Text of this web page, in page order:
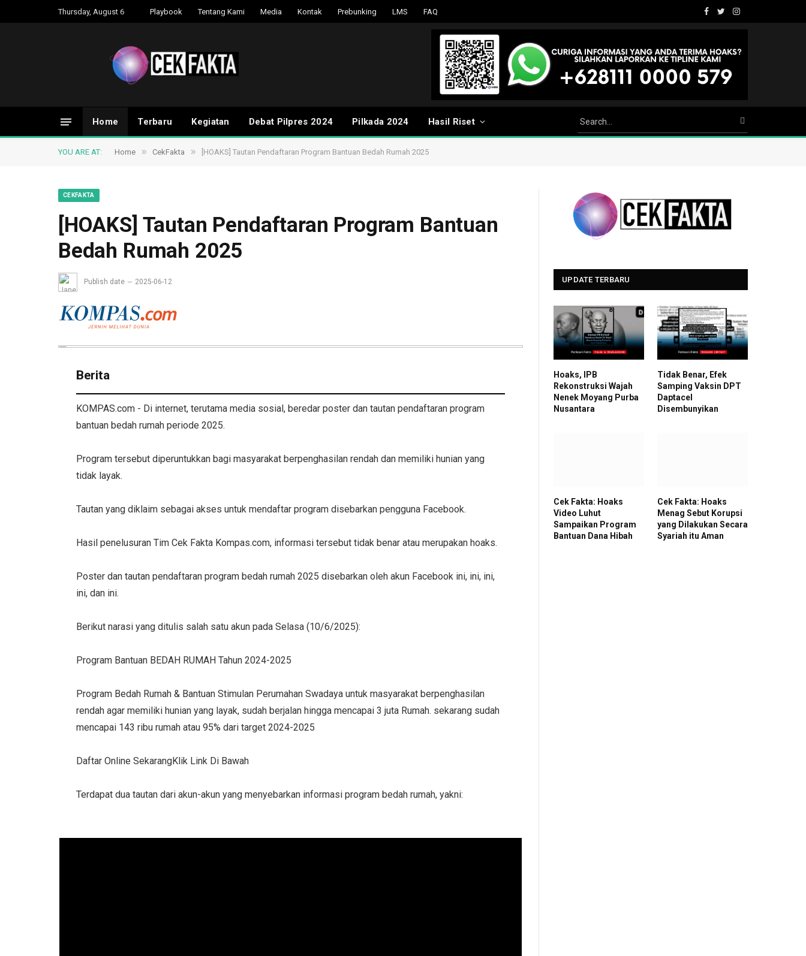
Thursday, August 6 Playbook Tentang Kami Media Kontak Prebunking LMS FAQ
Facebook
TwitterInstagram
Home Terbaru Kegiatan Debat Pilpres 2024 Pilkada 2024 Hasil Riset
YOU ARE AT: Home » CekFakta » [HOAKS] Tautan Pendaftaran Program Bantuan Bedah Rumah 2025
CEKFAKTA
[HOAKS] Tautan Pendaftaran Program Bantuan
Bedah Rumah 2025
Publish date 2025-06-12
Berita
KOMPAS.com - Di internet, terutama media sosial, beredar poster dan tautan pendaftaran program
bantuan bedah rumah periode 2025.
Program tersebut diperuntukkan bagi masyarakat berpenghasilan rendah dan memiliki hunian yang
tidak layak.
Tautan yang diklaim sebagai akses untuk mendaftar program disebarkan pengguna Facebook.
Hasil penelusuran Tim Cek Fakta Kompas.com, informasi tersebut tidak benar atau merupakan hoaks.
Poster dan tautan pendaftaran program bedah rumah 2025 disebarkan oleh akun Facebook ini, ini, ini,
ini, dan ini.
Berikut narasi yang ditulis salah satu akun pada Selasa (10/6/2025):
Program Bantuan BEDAH RUMAH Tahun 2024-2025
Program Bedah Rumah & Bantuan Stimulan Perumahan Swadaya untuk masyarakat berpenghasilan
rendah agar memiliki hunian yang layak, sudah berjalan hingga mencapai 3 juta Rumah. sekarang sudah
mencapai 143 ribu rumah atau 95% dari target 2024-2025
Daftar Online SekarangKlik Link Di Bawah
Terdapat dua tautan dari akun-akun yang menyebarkan informasi program bedah rumah, yakni:
UPDATE TERBARU
Hoaks, IPB
Rekonstruksi Wajah
Nenek Moyang Purba
Nusantara
Tidak Benar, Efek
Samping Vaksin DPT
Daptacel
Disembunyikan
Cek Fakta: Hoaks
Video Luhut
Sampaikan Program
Bantuan Dana Hibah
Cek Fakta: Hoaks
Menag Sebut Korupsi
yang Dilakukan Secara
Syariah itu Aman